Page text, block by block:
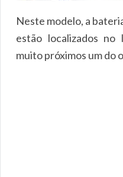
Neste modelo, a
estão localizados no
muito próximos um do